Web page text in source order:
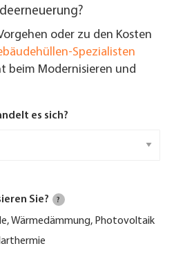
oder zu den Kosten
Spezialisten
beim Modernisieren und
es sich?
Sie? ?
Wärmedämmung, Photovoltaik